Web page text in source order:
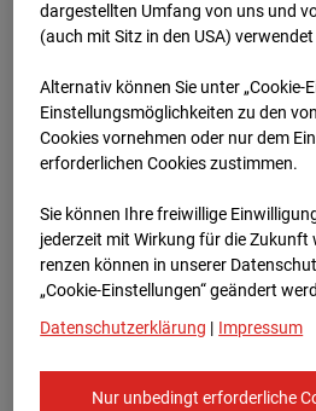
Jan.2026
Feb.2026
dargestellten Umfang von uns und
(auch mit Sitz in den USA)
Alternativ können Sie unter „Cookie-
Einstellungsmöglichkeiten zu den
Cookies vornehmen oder nur dem
erforderlichen Cookies zustimmen.
Sie können Ihre freiwillige
jederzeit mit Wirkung für die
renzen können in unserer
„Cookie-Einstellungen“ geändert
Datenschutzerklärung | Impressum
Nur unbedingt erforderliche